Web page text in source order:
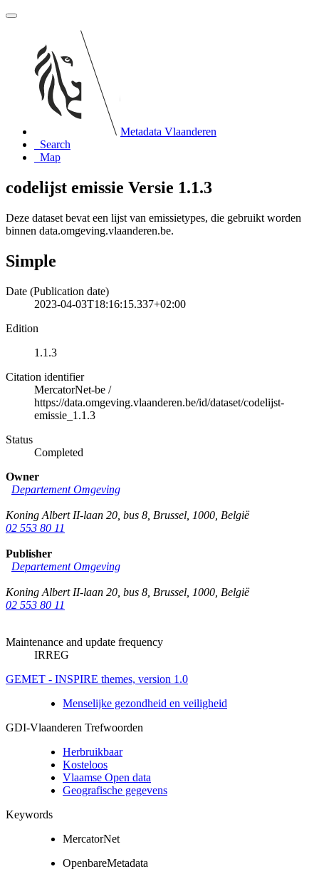
Metadata Vlaanderen
Search
Map
codelijst emissie Versie 1.1.3
Deze dataset bevat een lijst van emissietypes, die gebruikt worden
binnen data.omgeving.vlaanderen.be.
Simple
Date (Publication date)
2023-04-03T18:16:15.337+02:00
Edition
1.1.3
Citation identifier
MercatorNet-be /
https://data.omgeving.vlaanderen.be/id/dataset/codelijst-
emissie_1.1.3
Status
Completed
Owner
Departement Omgeving
Koning Albert II-laan 20, bus 8 Brussel 1000 België
02 553 80 11
Publisher
Departement Omgeving
Koning Albert II-laan 20, bus 8 Brussel 1000 België
02 553 80 11
Maintenance and update frequency
IRREG
GEMET - INSPIRE themes, version 1.0
Menselijke gezondheid en veiligheid
GDI-Vlaanderen Trefwoorden
Herbruikbaar
Kosteloos
Vlaamse Open data
Geografische gegevens
Keywords
MercatorNet
OpenbareMetadata